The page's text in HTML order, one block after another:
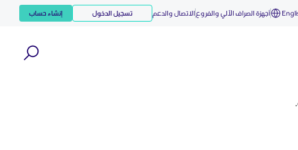
أجهزة الصراف الآلي والفروع الاتصال والدعم تسجيل الدخول إنشاء حساب